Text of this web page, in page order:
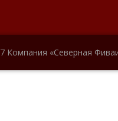
Компания «Северная